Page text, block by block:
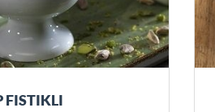
FISTIKLI